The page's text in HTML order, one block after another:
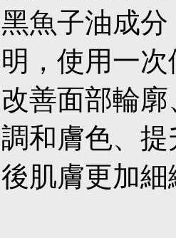
魚子油成
，使用一
善面部輪
和膚色、
肌膚更加